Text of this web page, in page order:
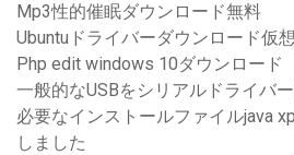
Mp3性的催眠ダウンロード無料
Ubuntuドライバーダウンロード仮
Php edit windows 10ダウンロード
一般的なUSBをシリアルドライバ
必要なインストールファイルjava
しました